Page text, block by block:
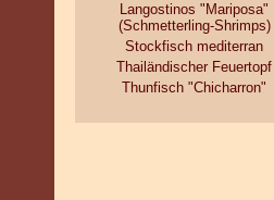
Langostinos "Mariposa"
(Schmetterling-Shrimps)
Stockfisch mediterran
Thailändischer Feuertopf
Thunfisch "Chicharron"